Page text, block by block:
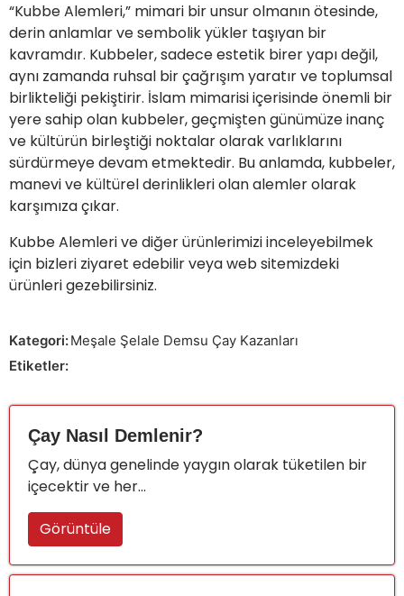
“Kubbe Alemleri,” mimari bir unsur olmanın ötesinde,
derin anlamlar ve sembolik yükler taşıyan bir
kavramdır. Kubbeler, sadece estetik birer yapı değil,
aynı zamanda ruhsal bir çağrışım yaratır ve toplumsal
birlikteliği pekiştirir. İslam mimarisi içerisinde önemli bir
yere sahip olan kubbeler, geçmişten günümüze inanç
ve kültürün birleştiği noktalar olarak varlıklarını
sürdürmeye devam etmektedir. Bu anlamda, kubbeler,
manevi ve kültürel derinlikleri olan alemler olarak
karşımıza çıkar.
Kubbe Alemlerive diğer ürünlerimizi inceleyebilmek
için bizleri ziyaret edebilir veya web sitemizdeki
ürünleri gezebilirsiniz.
Kategori:Meşale Şelale Demsu Çay Kazanları
Etiketler:
Çay Nasıl Demlenir?
Çay, dünya genelinde yaygın olarak tüketilen bir
içecektir ve her...
Görüntüle